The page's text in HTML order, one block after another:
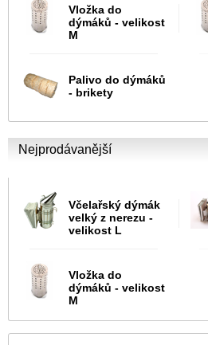
Vložka do
dýmáků - velikost
M
Palivo do dýmáků
- brikety
Nejprodávanější
Včelařský dýmák
velký z nerezu -
velikost L
Vložka do
dýmáků - velikost
M